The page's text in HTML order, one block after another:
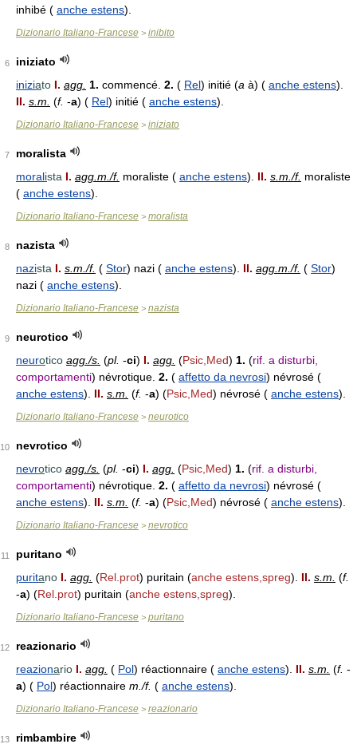
inhibé ( anche estens).
Dizionario Italiano-Francese > inibito
6
iniziato
iniziato I. agg. 1. commencé. 2. ( Rel) initié (a à) ( anche estens).
II. s.m. (f. -a) ( Rel) initié ( anche estens).
Dizionario Italiano-Francese > iniziato
7
moralista
moralista I. agg.m./f. moraliste ( anche estens). II. s.m./f. moraliste
( anche estens).
Dizionario Italiano-Francese > moralista
8
nazista
nazista I. s.m./f. ( Stor) nazi ( anche estens). II. agg.m./f. ( Stor)
nazi ( anche estens).
Dizionario Italiano-Francese > nazista
9
neurotico
neurotico agg./s. (pl. -ci) I. agg. (Psic,Med) 1. (rif. a disturbi,
comportamenti) névrotique. 2. ( affetto da nevrosi) névrosé (
anche estens). II. s.m. (f. -a) (Psic,Med) névrosé ( anche estens).
Dizionario Italiano-Francese > neurotico
10
nevrotico
nevrotico agg./s. (pl. -ci) I. agg. (Psic,Med) 1. (rif. a disturbi,
comportamenti) névrotique. 2. ( affetto da nevrosi) névrosé (
anche estens). II. s.m. (f. -a) (Psic,Med) névrosé ( anche estens).
Dizionario Italiano-Francese > nevrotico
11
puritano
puritano I. agg. (Rel.prot) puritain (anche estens,spreg). II. s.m. (f.
-a) (Rel.prot) puritain (anche estens,spreg).
Dizionario Italiano-Francese > puritano
12
reazionario
reazionario I. agg. ( Pol) réactionnaire ( anche estens). II. s.m. (f. -
a) ( Pol) réactionnaire m./f. ( anche estens).
Dizionario Italiano-Francese > reazionario
13 rimbambire